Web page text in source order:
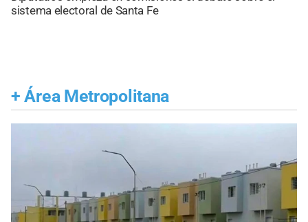
sistema electoral de Santa Fe
+ Área Metropolitana